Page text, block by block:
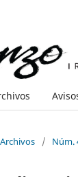
Archivos / Núm.